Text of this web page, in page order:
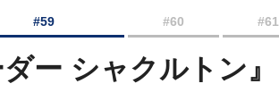
#59 #60 #61
ー シャクルトン』